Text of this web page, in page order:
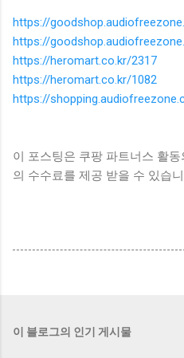
https://
https://
https://heromart.co.kr/2317
https://heromart.co.kr/1082
https://
이 포스팅은 쿠팡 파트너스 활
의 수수료를 제공 받을 수 있습
이 블로그의 인기 게시물